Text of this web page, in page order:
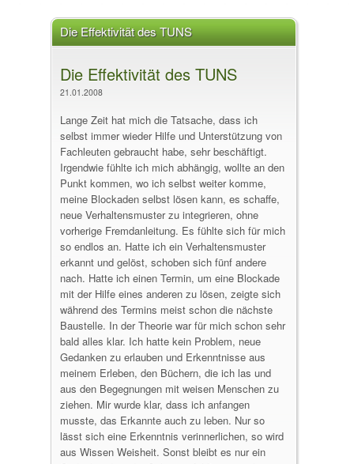
Die Effektivität des TUNS
Die Effektivität des TUNS
21.01.2008
Lange Zeit hat mich die Tatsache, dass ich
selbst immer wieder Hilfe und Unterstützung von
Fachleuten gebraucht habe, sehr beschäftigt.
Irgendwie fühlte ich mich abhängig, wollte an den
Punkt kommen, wo ich selbst weiter komme,
meine Blockaden selbst lösen kann, es schaffe,
neue Verhaltensmuster zu integrieren, ohne
vorherige Fremdanleitung. Es fühlte sich für mich
so endlos an. Hatte ich ein Verhaltensmuster
erkannt und gelöst, schoben sich fünf andere
nach. Hatte ich einen Termin, um eine Blockade
mit der Hilfe eines anderen zu lösen, zeigte sich
während des Termins meist schon die nächste
Baustelle. In der Theorie war für mich schon sehr
bald alles klar. Ich hatte kein Problem, neue
Gedanken zu erlauben und Erkenntnisse aus
meinem Erleben, den Büchern, die ich las und
aus den Begegnungen mit weisen Menschen zu
ziehen. Mir wurde klar, dass ich anfangen
musste, das Erkannte auch zu leben. Nur so
lässt sich eine Erkenntnis verinnerlichen, so wird
aus Wissen Weisheit. Sonst bleibt es nur ein